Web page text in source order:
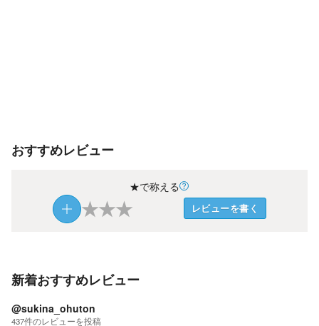
おすすめレビュー
★で称える
★★★ レビューを書く
新着おすすめレビュー
@sukina_ohuton
437件のレビューを投稿